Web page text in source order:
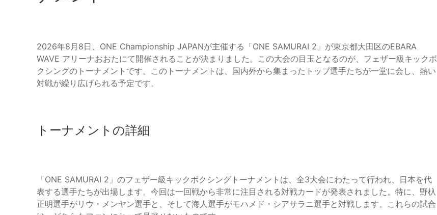
2026年8月8日、ONE Championship JAPANが主催する「ONE SAMURAI 2」が東京都大田区のEBARA
WAVE アリーナおおたにて開催されることが決まりました。この大会の目玉となるのが、フェザー級キックボ
クシングのトーナメントです。このトーナメントは、国内外から集まったトップ選手たちが一堂に会し、熱い
対戦が繰り広げられる予定です。
トーナメントの詳細
「ONE SAMURAI 2」のフェザー級キックボクシングトーナメントは、全3大会にわたって行われ、日本を代
表する選手たちが出場します。今回は一回戦から非常に注目される対戦カードが発表されました。特に、野杁
正明選手がリウ・メンヤン選手と、そして海人選手がモハメド・シアサラニ選手と対戦します。これらの試合